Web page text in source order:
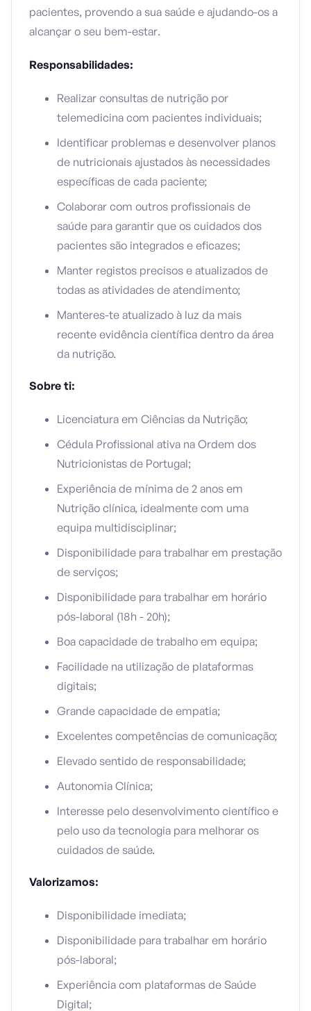
pacientes, provendo a sua saúde e ajudando-os a
alcançar o seu bem-estar.
Responsabilidades:
Realizar consultas de nutrição por
telemedicina com pacientes individuais;
Identificar problemas e desenvolver planos
de nutricionais ajustados às necessidades
específicas de cada paciente;
Colaborar com outros profissionais de
saúde para garantir que os cuidados dos
pacientes são integrados e eficazes;
Manter registos precisos e atualizados de
todas as atividades de atendimento;
Manteres-te atualizado à luz da mais
recente evidência científica dentro da área
da nutrição.
Sobre ti:
Licenciatura em Ciências da Nutrição;
Cédula Profissional ativa na Ordem dos
Nutricionistas de Portugal;
Experiência de mínima de 2 anos em
Nutrição clínica, idealmente com uma
equipa multidisciplinar;
Disponibilidade para trabalhar em prestação
de serviços;
Disponibilidade para trabalhar em horário
pós-laboral (18h - 20h);
Boa capacidade de trabalho em equipa;
Facilidade na utilização de plataformas
digitais;
Grande capacidade de empatia;
Excelentes competências de comunicação;
Elevado sentido de responsabilidade;
Autonomia Clínica;
Interesse pelo desenvolvimento científico e
pelo uso da tecnologia para melhorar os
cuidados de saúde.
Valorizamos:
Disponibilidade imediata;
Disponibilidade para trabalhar em horário
pós-laboral;
Experiência com plataformas de Saúde
Digital;